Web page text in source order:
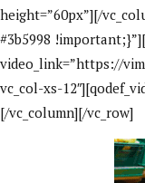
height=”60px”][/
#3b5998
video_link=”https://
vc_col-xs-
[/vc_column][/vc_row]